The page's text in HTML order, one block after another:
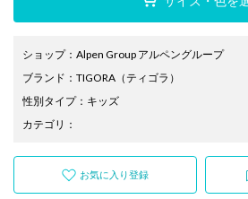
ショップ： Alpen Group アルペングループ
ブランド ： TIGORA （ティゴラ）
性別タイプ： キッズ
カテゴリ ：
お気に入り登録